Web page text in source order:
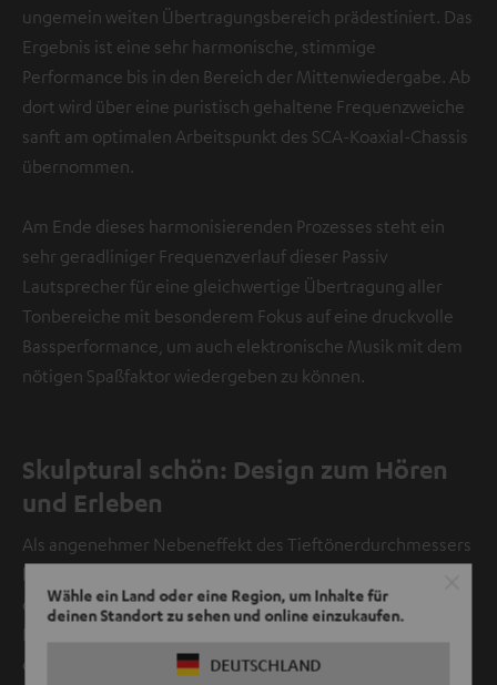
Wähle ein Land oder eine Region, um Inhalte für
deinen Standort zu sehen und online einzukaufen.
DEUTSCHLAND
ungemein weiten Übertragungsbereich prädestiniert. Das
Ergebnis ist eine sehr harmonische, stimmige
Performance bis in den Bereich der Mittenwiedergabe. Ab
dort wird über eine puristisch gehaltene Frequenzweiche
sanft am optimalen Arbeitspunkt des SCA-Koaxial-Chassis
übernommen.
Am Ende dieses harmonisierenden Prozesses steht ein
sehr geradliniger Frequenzverlauf dieser Passiv
Lautsprecher für eine gleichwertige Übertragung aller
Tonbereiche mit besonderem Fokus auf eine druckvolle
Bassperformance, um auch elektronische Musik mit dem
nötigen Spaßfaktor wiedergeben zu können.
Skulptural schön: Design zum Hören
und Erleben
Als angenehmer Nebeneffekt des Tieftönerdurchmessers
konnte eine sehr schmale Gesamtform realisiert werden,
die sich dezent in moderne Lebenswelten einfügt.
den Raum nicht mehr dominieren – seine Präsenz ist vor